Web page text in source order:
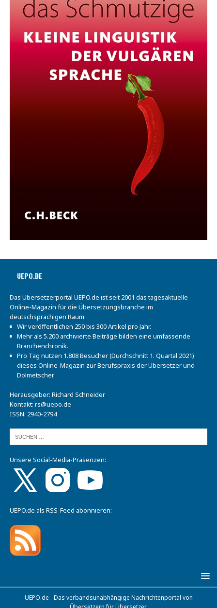
UEPO.DE
Das Übersetzerportal UEPO.de ist seit 2001 das tagesaktuelle
Online-Magazin für die Übersetzungsbranche im
deutschsprachigen Raum.
Wir veröffentlichen 250 bis 300 Artikel pro Jahr.
Mehr als 5.200 archivierte Beiträge bilden eine umfassende
Branchenchronik.
Pro Tag nutzen 1.808 Besucher (Durchschnitt 1. Quartal 2021)
dieses Online-Magazin zur Berufspraxis der Übersetzer und
Dolmetscher.
Herausgeber: Richard Schneider
Kontakt: rs@uepo.de
ISSN: 2940-2794
Unsere Social-Media-Präsenzen:
UEPO.de als RSS-Feed abonnieren:
UEPO.de - Das verbandsunabhängige Nachrichtenportal von